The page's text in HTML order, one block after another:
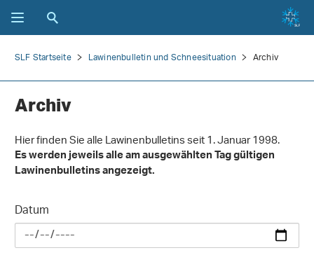
SLF Startseite Lawinenbulletin und Schneesituation Archiv
Archiv
Hier finden Sie alle Lawinenbulletins seit 1. Januar 1998.
Es werden jeweils alle am ausgewählten Tag gültigen
Lawinenbulletins angezeigt.
Datum